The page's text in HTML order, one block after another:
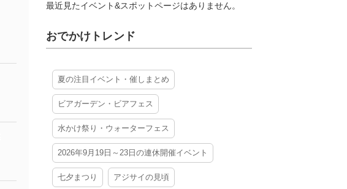
最近見たイベント&スポットページはありません。
おでかけトレンド
夏の注目イベント・催しまとめ
ビアガーデン・ビアフェス
水かけ祭り・ウォーターフェス
2026年9月19日～23日の連休開催イベント
七夕まつり アジサイの見頃